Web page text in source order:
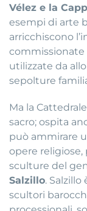
Vélez e la
esempi di arte
arricchiscono
commissionate
utilizzate da
sepolture
Ma la
sacro; ospita
può ammirare
opere
sculture del
Salzillo.
scultori